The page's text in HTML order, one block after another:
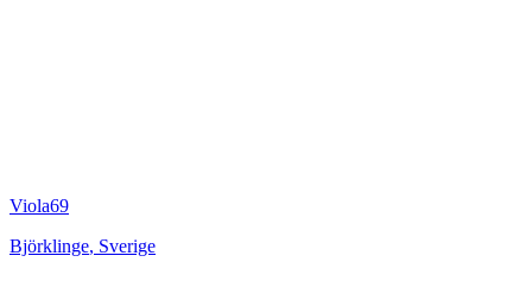
Viola69
Björklinge, Sverige